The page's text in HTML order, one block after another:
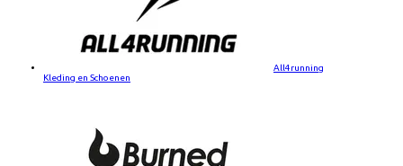
All4running
Kleding en Schoenen